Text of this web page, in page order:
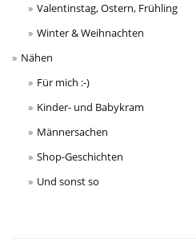
Valentinstag, Ostern, Frühling
Winter & Weihnachten
Nähen
Für mich :-)
Kinder- und Babykram
Männersachen
Shop-Geschichten
Und sonst so